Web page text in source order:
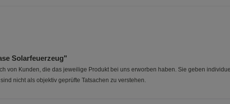
Solarfeuerzeug"
von Kunden, die das jeweilige Produkt bei uns erworben haben. Sie geben
nicht als objektiv geprüfte Tatsachen zu verstehen.